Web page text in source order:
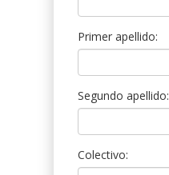
Primer apellido:
Segundo apellido:
Colectivo: